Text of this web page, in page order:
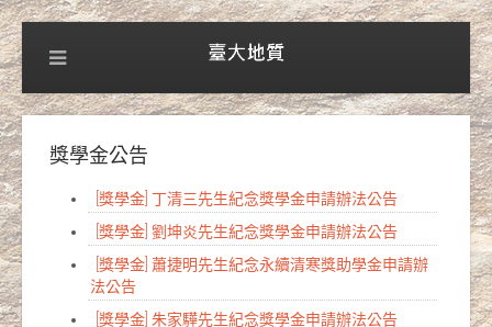
獎學金公告
[獎學金] 丁清三先生紀念獎學金申請辦法公告
[獎學金] 劉坤炎先生紀念獎學金申請辦法公告
[獎學金] 蕭捷明先生紀念永續清寒獎助學金申請辦
法公告
[獎學金] 朱家驊先生紀念獎學金申請辦法公告